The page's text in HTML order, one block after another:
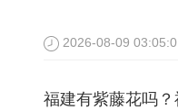
2026-08-09
福建有紫藤花吗